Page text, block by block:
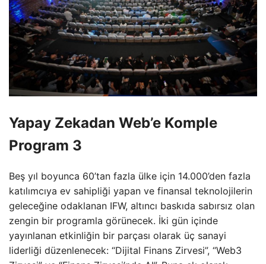
Yapay Zekadan Web’e Komple
Program 3
Beş yıl boyunca 60’tan fazla ülke için 14.000’den fazla
katılımcıya ev sahipliği yapan ve finansal teknolojilerin
geleceğine odaklanan IFW, altıncı baskıda sabırsız olan
zengin bir programla görünecek. İki gün içinde
yayınlanan etkinliğin bir parçası olarak üç sanayi
liderliği düzenlenecek: “Dijital Finans Zirvesi”, “Web3